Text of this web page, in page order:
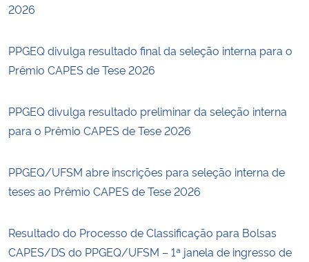
2026
PPGEQ divulga resultado final da seleção interna para o
Prêmio CAPES de Tese 2026
PPGEQ divulga resultado preliminar da seleção interna
para o Prêmio CAPES de Tese 2026
PPGEQ/UFSM abre inscrições para seleção interna de
teses ao Prêmio CAPES de Tese 2026
Resultado do Processo de Classificação para Bolsas
CAPES/DS do PPGEQ/UFSM – 1ª janela de ingresso de